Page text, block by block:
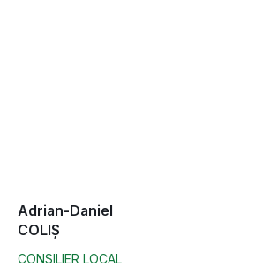
Adrian-Daniel
COLIȘ
CONSILIER LOCAL